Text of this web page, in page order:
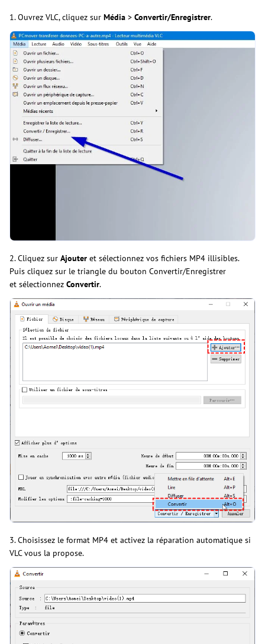
1. Ouvrez VLC, cliquez sur Média > Convertir/Enregistrer.
2. Cliquez sur Ajouter et sélectionnez vos fichiers MP4 illisibles.
Puis cliquez sur le triangle du bouton Convertir/Enregistrer
et sélectionnez Convertir.
3. Choisissez le format MP4 et activez la réparation automatique si
VLC vous la propose.